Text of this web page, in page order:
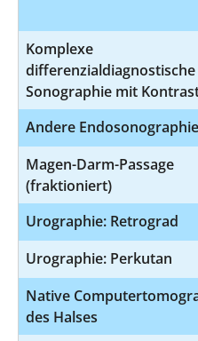
Komplexe
differenzialdiagnostische
Sonographie mit
Andere Endosonographie
Magen-Darm-Passage
(fraktioniert)
Urographie: Retrograd
Urographie: Perkutan
Native
des Halses